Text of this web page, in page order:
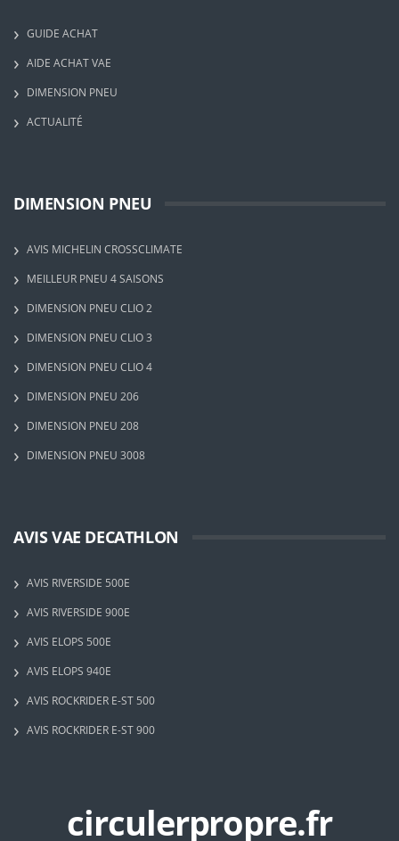
GUIDE ACHAT
AIDE ACHAT VAE
DIMENSION PNEU
ACTUALITÉ
DIMENSION PNEU
AVIS MICHELIN CROSSCLIMATE
MEILLEUR PNEU 4 SAISONS
DIMENSION PNEU CLIO 2
DIMENSION PNEU CLIO 3
DIMENSION PNEU CLIO 4
DIMENSION PNEU 206
DIMENSION PNEU 208
DIMENSION PNEU 3008
AVIS VAE DECATHLON
AVIS RIVERSIDE 500E
AVIS RIVERSIDE 900E
AVIS ELOPS 500E
AVIS ELOPS 940E
AVIS ROCKRIDER E-ST 500
AVIS ROCKRIDER E-ST 900
circulerpropre.fr